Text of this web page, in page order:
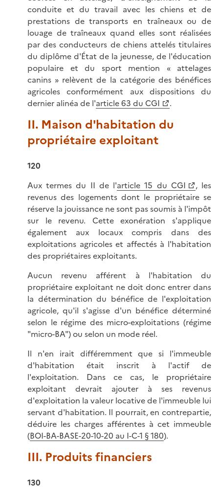
conduite et du travail avec les chiens et de
prestations de transports en traîneaux ou de
louage de traîneaux quand elles sont réalisées
par des conducteurs de chiens attelés titulaires
du diplôme d'État de la jeunesse, de l'éducation
populaire et du sport mention « attelages
canins » relèvent de la catégorie des bénéfices
agricoles conformément aux dispositions du
dernier alinéa de l'article 63 du CGI .
II. Maison d'habitation du
propriétaire exploitant
120
Aux termes du II de l'article 15 du CGI
, les
revenus des logements dont le propriétaire se
réserve la jouissance ne sont pas soumis à l'impôt
sur le revenu. Cette exonération s'applique
également aux locaux compris dans des
exploitations agricoles et affectés à l'habitation
des propriétaires exploitants.
Aucun revenu afférent à l'habitation du
propriétaire exploitant ne doit donc entrer dans
la détermination du bénéfice de l'exploitation
agricole, qu'il s'agisse d'un bénéfice déterminé
selon le régime des micro-exploitations (régime
"micro-BA") ou selon un mode réel.
Il n'en irait différemment que si l'immeuble
d'habitation était inscrit à l'actif de
l'exploitation. Dans ce cas, le propriétaire
exploitant devrait ajouter à ses revenus
d'exploitation la valeur locative de l'immeuble lui
servant d'habitation. Il pourrait, en contrepartie,
déduire les charges afférentes à cet immeuble
(BOI-BA-BASE-20-10-20 au I-C-1 § 180).
III. Produits financiers
130